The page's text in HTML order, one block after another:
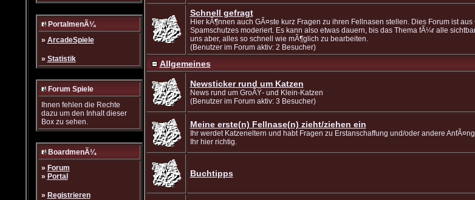
PortalmenÃ¼
» ArcadeSpiele
» Statistik
Forum Spiele
Ihnen fehlen die Rechte
dazu um den Inhalt dieser
Box zu sehen.
BoardmenÃ¼
» Forum
» Portal
» Registrieren
Schnell gefragt
Hier kÃ¶nnen auch GÃ¤ste kurz Fragen zu ihren Fellnasen stellen. Dies Forum ist
Spamschutzes moderiert. Es kann also etwas dauern, bis das Thema fÃ¼r alle
uns aber, alles so schnell wie mÃ¶glich zu bearbeiten.
(Benutzer im Forum aktiv: 2 Besucher)
Allgemeines
Newsticker rund um Katzen
News rund um GroÃŸ- und Klein-Katzen
(Benutzer im Forum aktiv: 3 Besucher)
Meine erste(n) Fellnase(n) zieht/ziehen ein
Ihr werdet Katzeneltern und habt Fragen zu Erstanschaffung und/oder andere
Ihr hier richtig.
Buchtipps